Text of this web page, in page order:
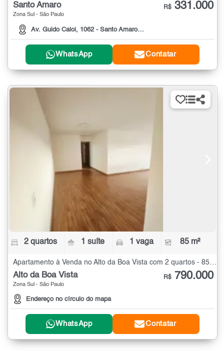
Santo Amaro
Zona Sul - São Paulo
Av. Guido Caloi, 1062 - Santo Amaro São Paulo/SP, 1062
R$ 331.000
WhatsApp Contatar
2 quartos 1 suíte 1 vaga 85 m²
Alto da Boa Vista
Zona Sul - São Paulo
Endereço no círculo do mapa
R$ 790.000
WhatsApp Contatar